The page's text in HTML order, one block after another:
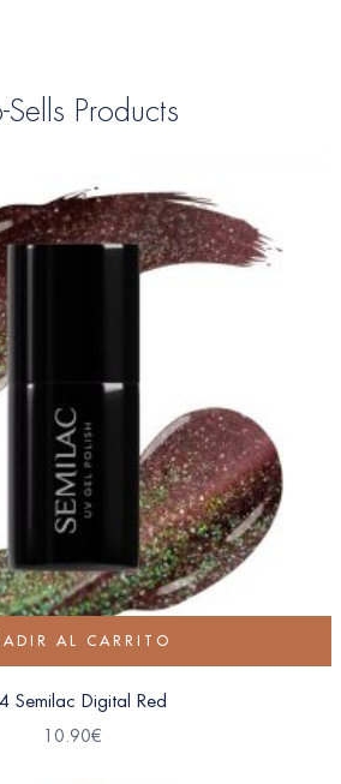
Sells Products
AL CARRITO
Semilac Digital Red
10.90€